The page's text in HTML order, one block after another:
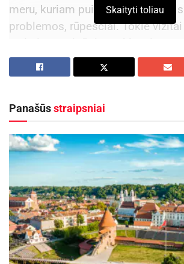
meru, kuriam puikiai pažįstamos
problemos, rūpesčiai. Tokie
atvirai aptarti rūpimus klausimus,
iškylančias problemas. Manau,
bendruomenei šis susitikimas
Vėliau ūkio ministro laukė miesto
verslo, mokslo, jaunimo atstovai,
kalbėta apie verslo ir mokslo
regione. Veiklą ir paslaugas
„Versli Lietuva“, „Investuok
verslo paramos agentūra,
technologijų agentūra.
Aktualios naujienos
Skaityti toliau
Panašūsstraipsniai